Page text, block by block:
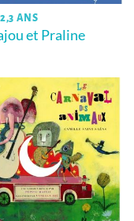
2,3 ANS
et Praline